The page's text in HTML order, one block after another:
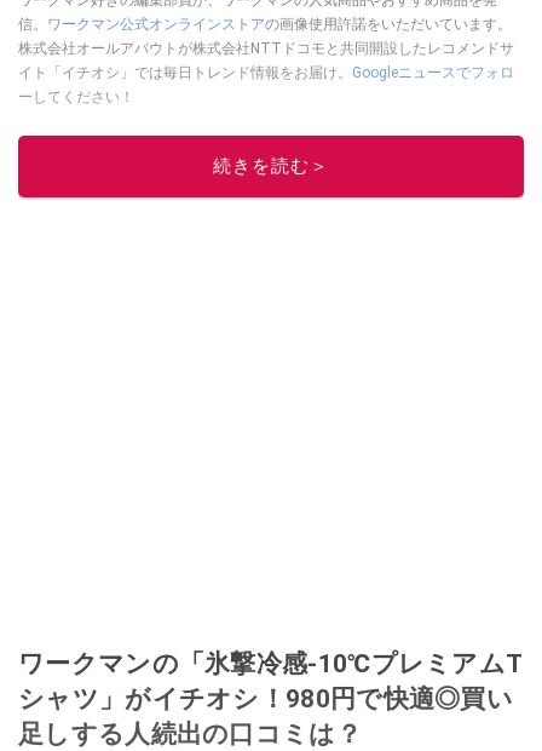
信。 ワークマン公式オンラインストアの画像使用許諾をいただいています。
株式会社オールアバウトが株式会社NTTドコモと共同開設したレコメンドサ
イト「イチオシ」では毎日トレンド情報をお届け。 Googleニュースでフォロ
ー してください！
このイチオシストの他の記事を読む
続きを読む＞
ワークマンの「氷撃冷感-10℃プレミアムT
シャツ」がイチオシ！980円で快適◎買い
足しする人続出の口コミは？